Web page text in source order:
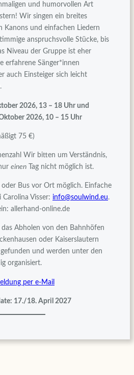
und humorvollen Art
Wir singen ein breites
Kanons und einfachen Liedern
anspruchsvolle Stücke, bis
Niveau der Gruppe ist eher
erfahrene Sänger*innen
auch Einsteiger sich leicht
2026, 13 – 18 Uhr und
2026, 10 – 15 Uhr
75 €)
Wir bitten um Verständnis,
einen Tag nicht möglich ist.
Bus vor Ort möglich. Einfache
Visser: info@soulwind.eu.
allerhand-online.de
Abholen von den Bahnhöfen
oder Kaiserslautern
und werden unter den
organisiert.
per e-Mail
17./18. April 2027